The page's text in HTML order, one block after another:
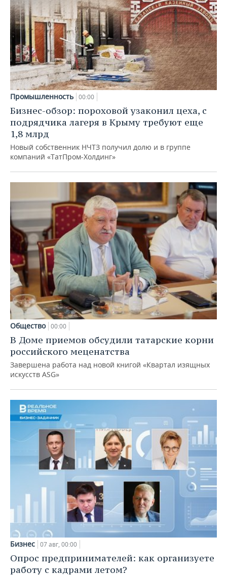
Промышленность 00:00
Бизнес-обзор: пороховой узаконил цеха, с
подрядчика лагеря в Крыму требуют еще
1,8 млрд
Новый собственник НЧТЗ получил долю и в группе
компаний «ТатПром-Холдинг»
Общество 00:00
В Доме приемов обсудили татарские корни
российского меценатства
Завершена работа над новой книгой «Квартал изящных
искусств ASG»
Бизнес 07 авг, 00:00
Опрос предпринимателей: как организуете
работу с кадрами летом?